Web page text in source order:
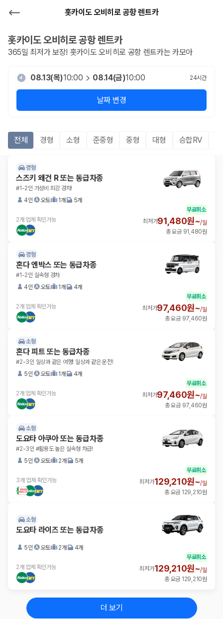
홋카이도 오비히로 공항 렌트카
홋카이도 오비히로 공항렌트카
365일 최저가 보장! 홋카이도 오비히로 공항 렌트카는 카모아
08.13(목)10:00 08.14(금)10:00 24시간
날짜 변경
전체 경형 소형 준중형 중형 대형 승합RV
경형
스즈키 왜건 R 또는 동급차종
#1-2인 가성비 최강 경차!
4인
오토 1개 5개
2개 업체 확인가능
무료취소
최저가91,480원~/일
총 요금 91,480원
경형
혼다 엔박스 또는 동급차종
#1-2인 실속형 경차
4인
오토 1개 4개
2개 업체 확인가능
무료취소
최저가97,460원~/일
총 요금 97,460원
소형
혼다 피트 또는 동급차종
#2-3인 일상과 같은 여행! 일상과 같은 운전!
5인
오토 1개 4개
2개 업체 확인가능
무료취소
최저가97,460원~/일
총 요금 97,460원
소형
도요타 아쿠아 또는 동급차종
#2-3인 #활용도 높은 실속형 차급!
5인
오토 2개 5개
3개 업체 확인가능
무료취소
최저가129,210원~/일
총 요금 129,210원
소형
도요타 라이즈 또는 동급차종
5인 오토 2개 4개
2개 업체 확인가능
무료취소
최저가129,210원~/일
총 요금 129,210원
더 보기